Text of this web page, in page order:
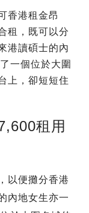
香港租金昂
租，既可以分
港讀碩士的內
一個位於大圍
上，卻短短住
租用
以便攤分香港
內地女生亦一